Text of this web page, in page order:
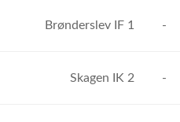
Brønderslev IF 1 -
Skagen IK 2 -